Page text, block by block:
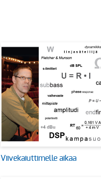
Viivekaiuttimelle aikaa